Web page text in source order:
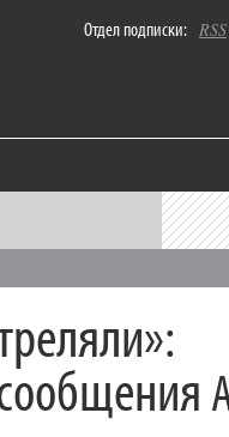
Отдел подписки: RSS